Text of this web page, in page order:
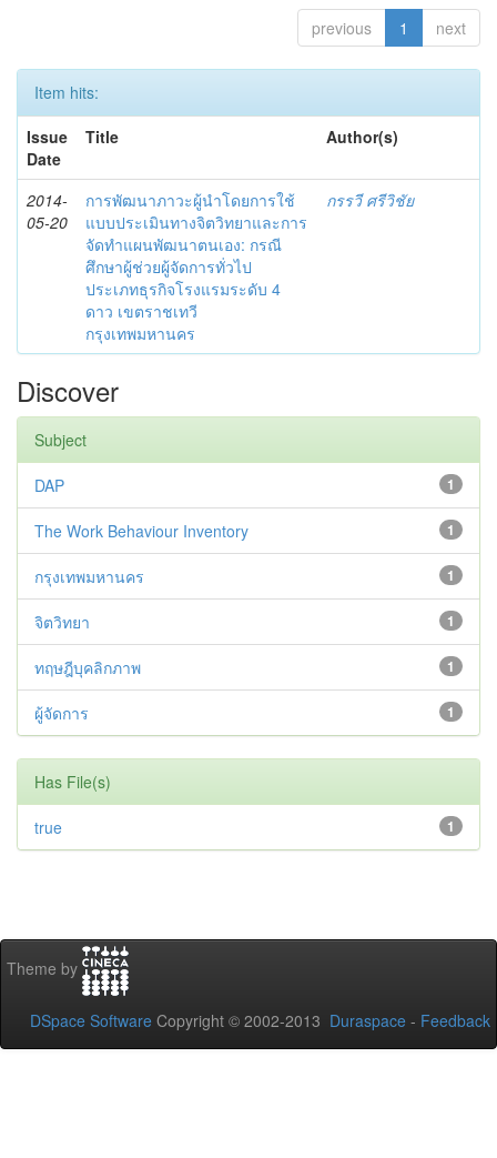
previous 1 next
Item hits:
Issue
Date
Title Author(s)
2014-
05-20
การพัฒนาภาวะผู้นำโดยการใช้
แบบประเมินทางจิตวิทยาและการ
จัดทำแผนพัฒนาตนเอง: กรณี
ศึกษาผู้ช่วยผู้จัดการทั่วไป
ประเภทธุรกิจโรงแรมระดับ 4
ดาว เขตราชเทวี
กรุงเทพมหานคร
กรรวี ศรีวิชัย
Discover
Subject
1
DAP
1
The Work Behaviour Inventory
1
กรุงเทพมหานคร
1
จิตวิทยา
1
ทฤษฎีบุคลิกภาพ
1
ผู้จัดการ
Has File(s)
1
true
Theme by
DSpace Software Copyright © 2002-2013 Duraspace - Feedback